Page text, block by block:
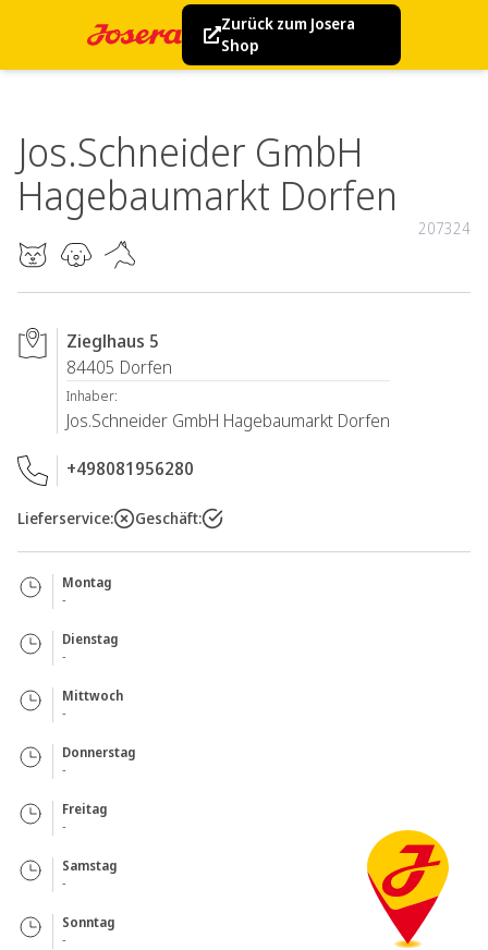
Zurück zum Josera
Shop
Jos.Schneider GmbH
Hagebaumarkt Dorfen
207324
Zieglhaus 5
84405 Dorfen
Inhaber:
Jos.Schneider GmbH Hagebaumarkt Dorfen
+498081956280
Lieferservice: Geschäft:
Montag
-
Dienstag
-
Mittwoch
-
Donnerstag
-
Freitag
-
Samstag
-
Sonntag
-